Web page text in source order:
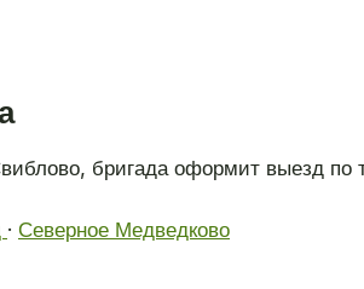
бригада оформит выезд
· Северное Медведково